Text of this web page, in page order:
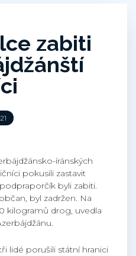
zabiti
íránských
pokusili zastavit
byli zabiti.
byl zadržen. Na
kilogramů drog, uvedla
lidé porušili státní hranici